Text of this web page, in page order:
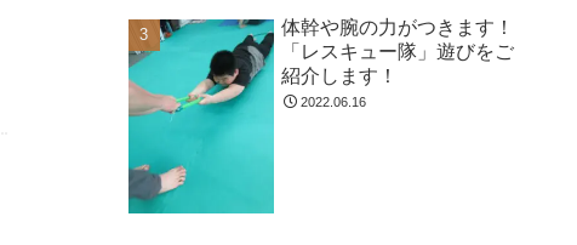
体幹や腕の力がつきます！
「レスキュー隊」遊びをご
紹介します！
2022.06.16